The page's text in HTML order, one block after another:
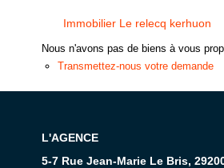
Immobilier Le relecq kerhuon
Nous n'avons pas de biens à vous
Transmettez-nous votre demande
L'AGENCE
5-7 Rue Jean-Marie Le Bris,